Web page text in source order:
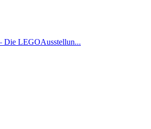
Die LEGOAusstellun...